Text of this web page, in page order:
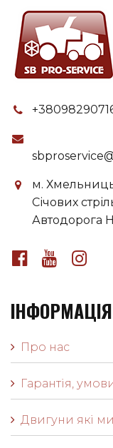
м.
Січових
Автодорога
ІНФОРМАЦІЯ
Про нас
Гарантія,
Двигуни які